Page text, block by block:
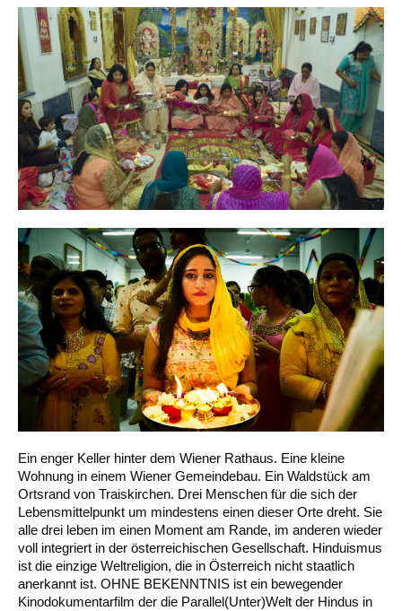
Ein enger Keller hinter dem Wiener Rathaus. Eine kleine
Wohnung in einem Wiener Gemeindebau. Ein Waldstück am
Ortsrand von Traiskirchen. Drei Menschen für die sich der
Lebensmittelpunkt um mindestens einen dieser Orte dreht. Sie
alle drei leben im einen Moment am Rande, im anderen wieder
voll integriert in der österreichischen Gesellschaft. Hinduismus
ist die einzige Weltreligion, die in Österreich nicht staatlich
anerkannt ist. OHNE BEKENNTNIS ist ein bewegender
Kinodokumentarfilm der die Parallel(Unter)Welt der Hindus in